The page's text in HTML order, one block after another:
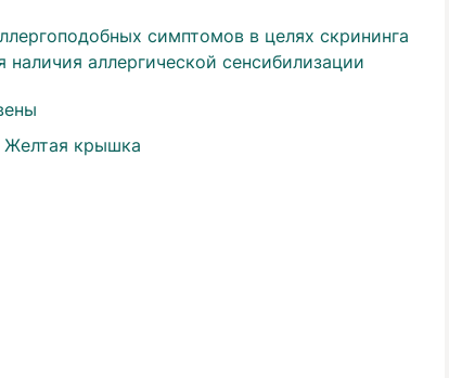
симптомов в целях скрининга
аллергической сенсибилизации
Желтая крышка